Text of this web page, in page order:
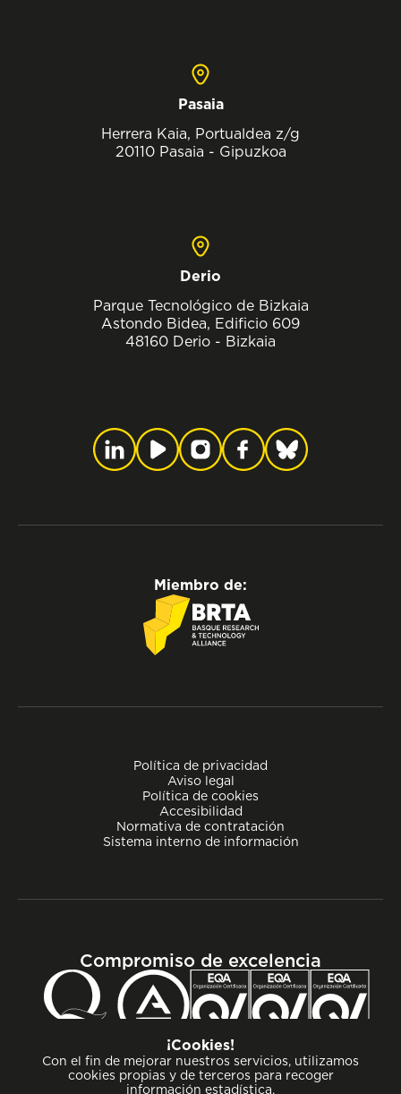
Pasaia
Herrera Kaia, Portualdea z/g
20110 Pasaia - Gipuzkoa
Derio
Parque Tecnológico de Bizkaia
Astondo Bidea, Edificio 609
48160 Derio - Bizkaia
Política de privacidad
Aviso legal
Política de cookies
Accesibilidad
Normativa de contratación
Sistema interno de información
Miembro de:
Compromiso de excelencia
¡Cookies!
Con el fin de mejorar nuestros servicios, utilizamos
cookies propias y de terceros para recoger
información estadística.